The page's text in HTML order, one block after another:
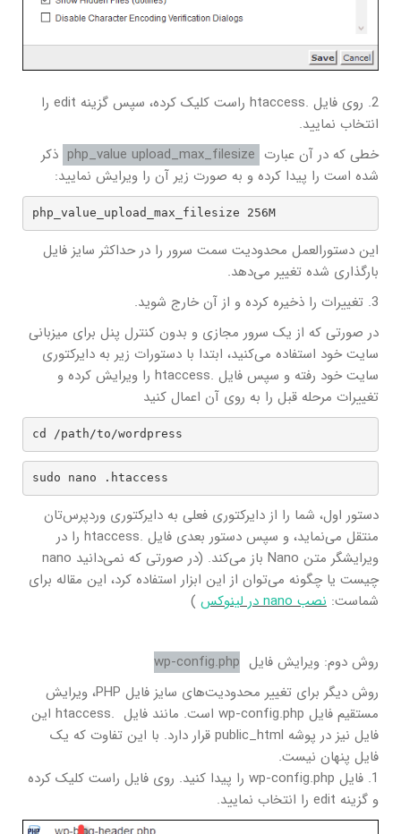
2. روی فایل .htaccess راست کلیک کرده، سپس گزینه edit را
انتخاب نمایید.
خطی که در آن عبارت
ذکر
شده است را پیدا کرده و به صورت زیر آن را ویرایش نمایید:
php_value_upload_max_filesize 256M
این دستورالعمل محدودیت سمت سرور را در حداکثر سایز فایل
بارگذاری شده تغییر می‌دهد.
3. تغییرات را ذخیره کرده و از آن خارج شوید.
در صورتی که از یک سرور مجازی و بدون کنترل پنل برای میزبانی
سایت خود استفاده می‌کنید، ابتدا با دستورات زیر به دایرکتوری
سایت خود رفته و سپس فایل .htaccess را ویرایش کرده و
تغییرات مرحله قبل را به روی آن اعمال کنید
cd /path/to/wordpress
sudo nano .htaccess
دستور اول، شما را از دایرکتوری فعلی به دایرکتوری وردپرس‌تان
منتقل می‌نماید، و سپس دستور بعدی فایل .htaccess را در
ویرایشگر متن Nano باز می‌کند. (در صورتی که نمی‌دانید nano
چیست یا چگونه می‌توان از این ابزار استفاده کرد، این مقاله برای
شماست: نصب nano در لینوکس )
روش دوم: ویرایش فایل wp-config.php
روش دیگر برای تغییر محدودیت‌های سایز فایل PHP، ویرایش
مستقیم فایل wp-config.php است. مانند فایل .htaccess این
فایل نیز در پوشه public_html قرار دارد. با این تفاوت که یک
فایل پنهان نیست.
1. فایل wp-config.php را پیدا کنید. روی فایل راست کلیک کرده
و گزینه edit را انتخاب نمایید.